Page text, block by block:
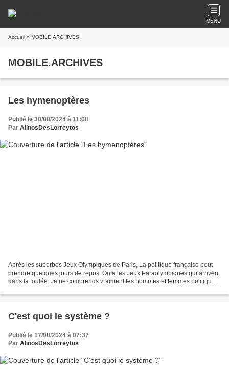
MENU
Accueil » MOBILE.ARCHIVES
MOBILE.ARCHIVES
Les hymenoptères
Publié le 30/08/2024 à 11:08
Par AlinosDesLorreytos
Après les superbes Jeux Olympiques de Paris, La politique française peut
prendre quelques jours de repos. On a les Jeux Paraolympiques qui arrivent
dans la foulée. Je ne comprends vraiment les hommes et femmes politiques
C'est quoi le système ?
Publié le 17/08/2024 à 07:37
Par AlinosDesLorreytos